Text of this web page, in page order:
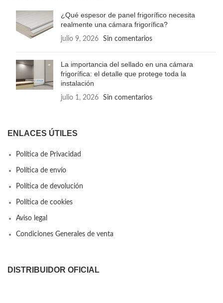
¿Qué espesor de panel frigorífico necesita
realmente una cámara frigorífica?
julio 9, 2026 Sin comentarios
La importancia del sellado en una cámara
frigorífica: el detalle que protege toda la
instalación
julio 1, 2026 Sin comentarios
ENLACES ÚTILES
Política de Privacidad
Política de envío
Política de devolución
Política de cookies
Aviso legal
Condiciones Generales de venta
DISTRIBUIDOR OFICIAL